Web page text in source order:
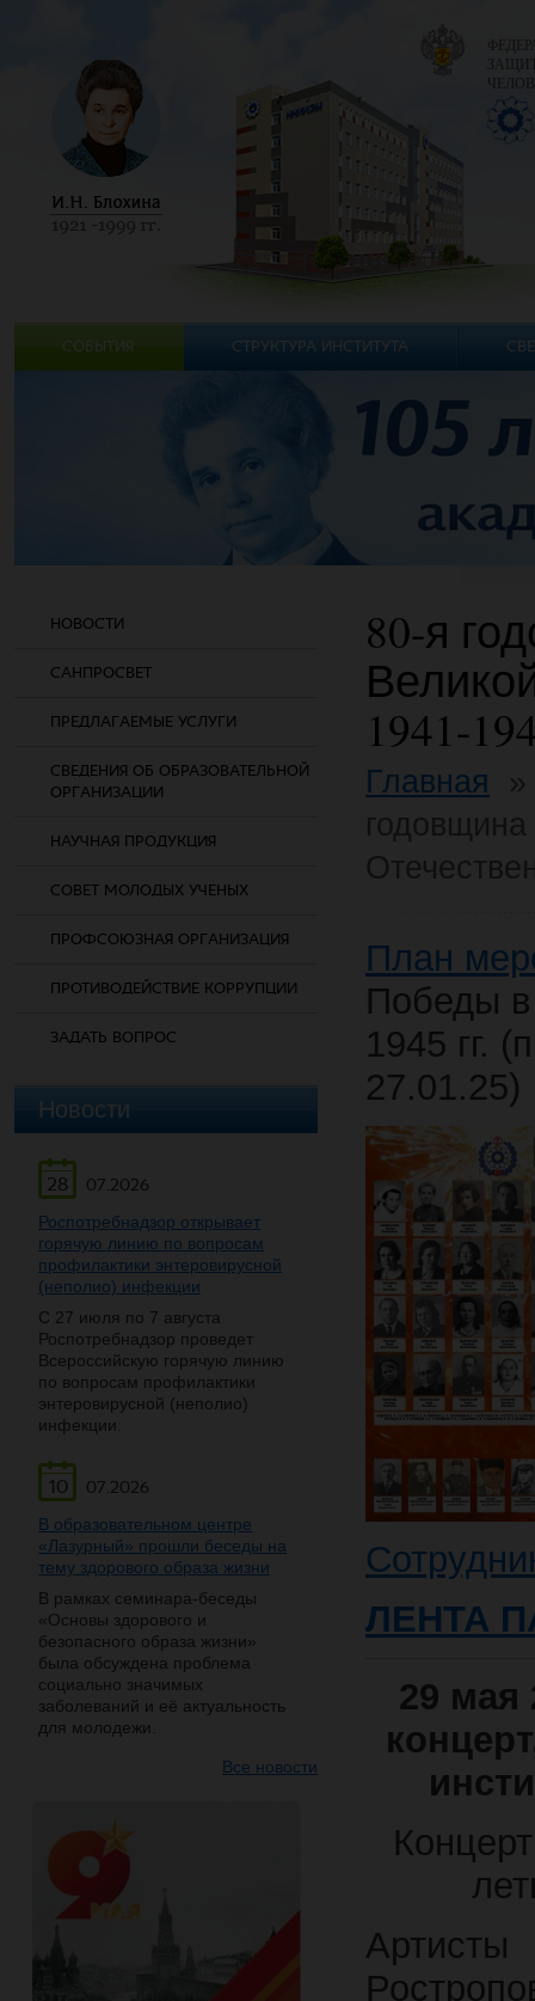
НОВОСТИ
САНПРОСВЕТ
ПРЕДЛАГАЕМЫЕ УСЛУГИ
СВЕДЕНИЯ ОБ ОБРАЗОВАТЕЛЬНОЙ
ОРГАНИЗАЦИИ
НАУЧНАЯ ПРОДУКЦИЯ
СОВЕТ МОЛОДЫХ УЧЕНЫХ
ПРОФСОЮЗНАЯ ОРГАНИЗАЦИЯ
ПРОТИВОДЕЙСТВИЕ КОРРУПЦИИ
ЗАДАТЬ ВОПРОС
Новости
28
07.2026
Роспотребнадзор открывает
горячую линию по вопросам
профилактики энтеровирусной
(неполио) инфекции
С 27 июля по 7 августа
Роспотребнадзор проведет
Всероссийскую горячую линию
по вопросам профилактики
энтеровирусной (неполио)
инфекции.
10
07.2026
В образовательном центре
«Лазурный» прошли беседы на
тему здорового образа жизни
В рамках семинара-беседы
«Основы здорового и
безопасного образа жизни»
была обсуждена проблема
социально значимых
заболеваний и её актуальность
для молодежи.
Все новости
80-я
1941-
Главная
План
Победы в
1945 гг.
27.01.25)
ЛЕНТА
29 мая
СОБЫТИЯ СТРУКТУРА ИНСТИТУТА